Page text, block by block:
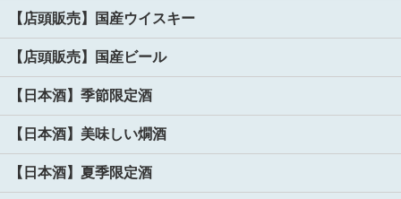
【店頭販売】国産ウイスキー
【店頭販売】国産ビール
【日本酒】季節限定酒
【日本酒】美味しい燗酒
【日本酒】夏季限定酒